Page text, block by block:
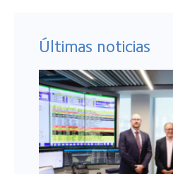
Últimas noticias